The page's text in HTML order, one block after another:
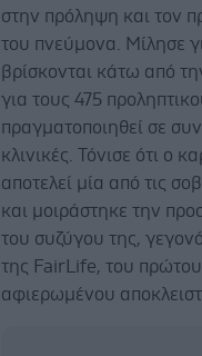
στην πρόληψη και τον
του πνεύμονα. Μίλησε
βρίσκονται κάτω από
για τους 475
πραγματοποιηθεί σε
κλινικές. Τόνισε ότι ο
αποτελεί μία από τις
και μοιράστηκε την
του συζύγου της,
της FairLife, του
αφιερωμένου